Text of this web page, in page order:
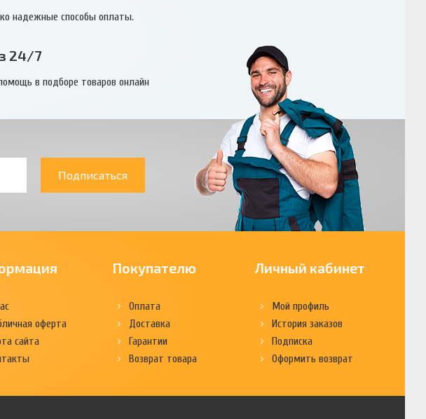
надежные способы оплаты.
24/7
в подборе товаров онлайн
Подписаться
оферта
сайта
Покупателю
Оплата
Доставка
Гарантии
Возврат товара
Личный кабинет
Мой профиль
История заказов
Подписка
Оформить возврат